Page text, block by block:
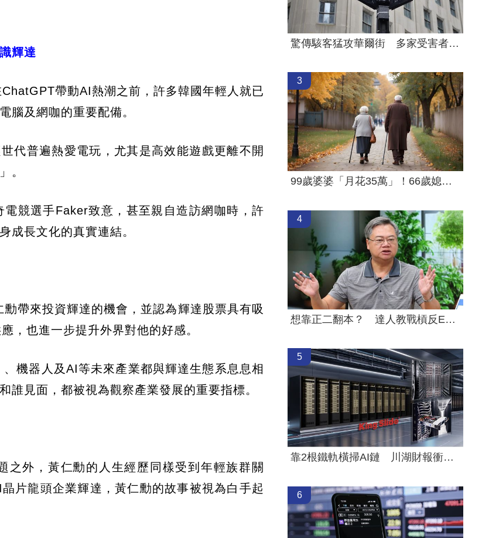
輝達
帶動AI熱潮之前，許多韓國年輕人就已
腦及網咖的重要配備。
代普遍熱愛電玩，尤其是高效能遊戲更離不開
。
競選手Faker致意，甚至親自造訪網咖時，許
成長文化的真實連結。
帶來投資輝達的機會，並認為輝達股票具有吸
，也進一步提升外界對他的好感。
機器人及AI等未來產業都與輝達生態系息息相
誰見面，都被視為觀察產業發展的重要指標。
之外，黃仁勳的人生經歷同樣受到年輕族群關
片龍頭企業輝達，黃仁勳的故事被視為白手起
驚傳駭客猛攻華爾街 多家受害者已吐贖金
3
99歲婆婆「月花35萬」！66歲媳無法退休
4
想靠正二翻本？ 達人教戰槓反ETF心法
5
靠2根鐵軌橫掃AI鏈 川湖財報衝上萬金股
6